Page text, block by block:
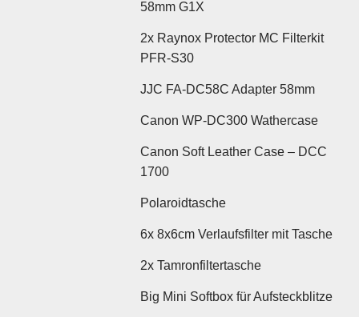
58mm G1X
2x Raynox Protector MC Filterkit
PFR-S30
JJC FA-DC58C Adapter 58mm
Canon WP-DC300 Wathercase
Canon Soft Leather Case – DCC
1700
Polaroidtasche
6x 8x6cm Verlaufsfilter mit Tasche
2x Tamronfiltertasche
Big Mini Softbox für Aufsteckblitze